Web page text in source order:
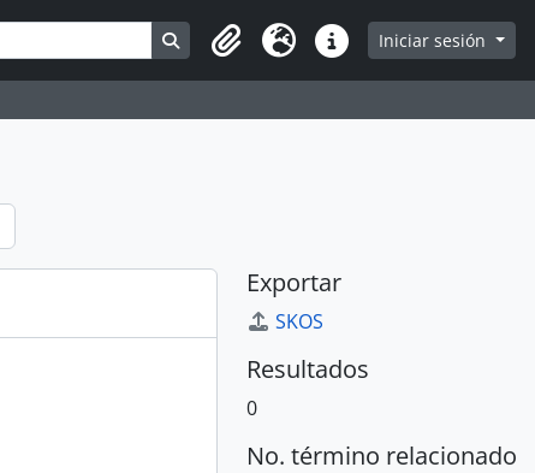
Search in browse page
Portapapeles
Idioma Enlaces rápidos
Iniciar sesión
Exportar
SKOS
Resultados
0
No. término relacionado